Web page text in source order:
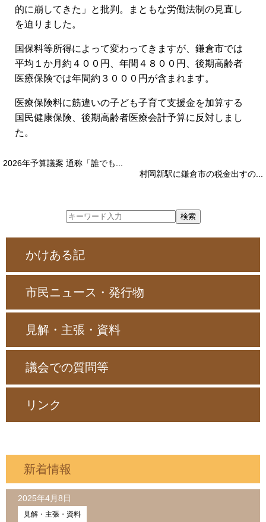
的に崩してきた」と批判。まともな労働法制の見直し
を迫りました。
国保料等所得によって変わってきますが、鎌倉市では
平均１か月約４００円、年間４８００円、後期高齢者
医療保険では年間約３０００円が含まれます。
医療保険料に筋違いの子ども子育て支援金を加算する
国民健康保険、後期高齢者医療会計予算に反対しまし
た。
2026年予算議案 通称「誰でも...
村岡新駅に鎌倉市の税金出すの...
かけある記
市民ニュース・発行物
見解・主張・資料
議会での質問等
リンク
新着情報
2025年4月8日
見解・主張・資料